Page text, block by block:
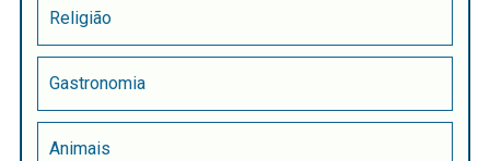
Religião
Gastronomia
Animais